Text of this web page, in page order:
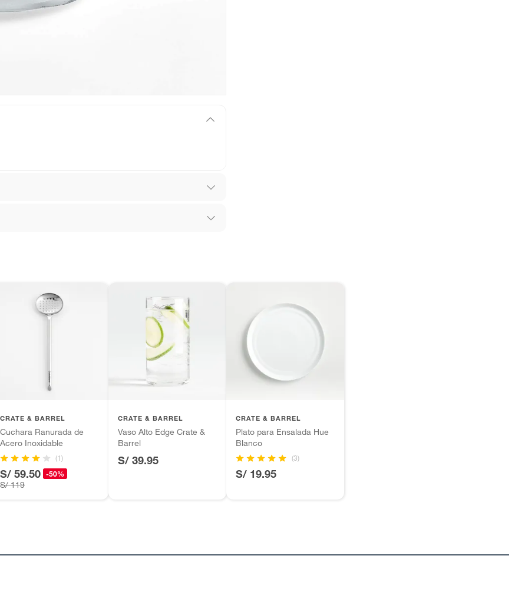
diferentes, otras con restricciones y algunas
tienen:
productos para asfalto, hormigón, albañilería.
productos para asfalto.
tecnología, línea blanca, colchones, muebles,
suplementos alimenticios, vitaminas.
CRATE & BARREL
Cuchara Ranurada de
Acero Inoxidable
(1)
S/ 59.50 -50%
S/ 119
CRATE & BARREL
Vaso Alto Edge Crate &
Barrel
S/ 39.95
CRATE & BARREL
Plato para Ensalada Hue
Blanco
(3)
S/ 19.95